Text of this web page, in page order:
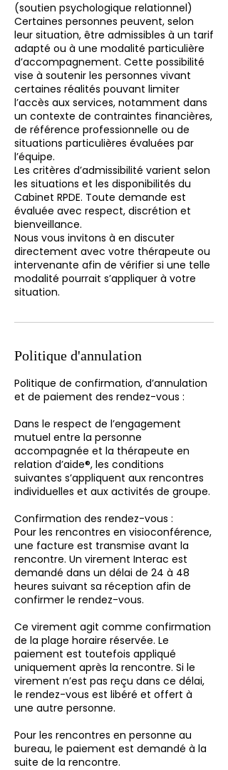
(soutien psychologique relationnel)
Certaines personnes peuvent, selon
leur situation, être admissibles à un tarif
adapté ou à une modalité particulière
d’accompagnement. Cette possibilité
vise à soutenir les personnes vivant
certaines réalités pouvant limiter
l’accès aux services, notamment dans
un contexte de contraintes financières,
de référence professionnelle ou de
situations particulières évaluées par
l’équipe.
Les critères d’admissibilité varient selon
les situations et les disponibilités du
Cabinet RPDE. Toute demande est
évaluée avec respect, discrétion et
bienveillance.
Nous vous invitons à en discuter
directement avec votre thérapeute ou
intervenante afin de vérifier si une telle
modalité pourrait s’appliquer à votre
situation.
Politique d'annulation
Politique de confirmation, d’annulation
et de paiement des rendez-vous :
Dans le respect de l’engagement
mutuel entre la personne
accompagnée et la thérapeute en
relation d’aide®, les conditions
suivantes s’appliquent aux rencontres
individuelles et aux activités de groupe.
Confirmation des rendez-vous :
Pour les rencontres en visioconférence,
une facture est transmise avant la
rencontre. Un virement Interac est
demandé dans un délai de 24 à 48
heures suivant sa réception afin de
confirmer le rendez-vous.
Ce virement agit comme confirmation
de la plage horaire réservée. Le
paiement est toutefois appliqué
uniquement après la rencontre. Si le
virement n’est pas reçu dans ce délai,
le rendez-vous est libéré et offert à
une autre personne.
Pour les rencontres en personne au
bureau, le paiement est demandé à la
suite de la rencontre.